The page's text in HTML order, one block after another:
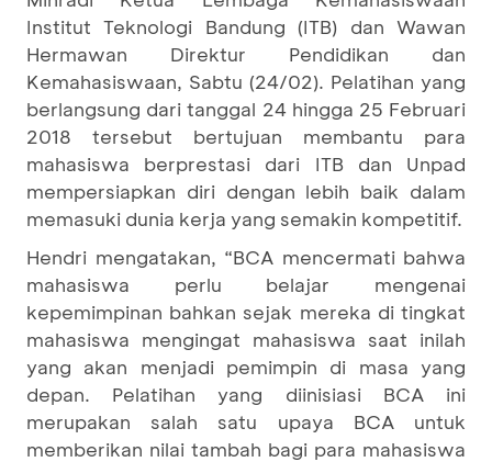
Institut Teknologi Bandung (ITB) dan Wawan
Hermawan Direktur Pendidikan dan
Kemahasiswaan, Sabtu (24/02). Pelatihan yang
berlangsung dari tanggal 24 hingga 25 Februari
2018 tersebut bertujuan membantu para
mahasiswa berprestasi dari ITB dan Unpad
mempersiapkan diri dengan lebih baik dalam
memasuki dunia kerja yang semakin kompetitif.
Hendri mengatakan, “BCA mencermati bahwa
mahasiswa perlu belajar mengenai
kepemimpinan bahkan sejak mereka di tingkat
mahasiswa mengingat mahasiswa saat inilah
yang akan menjadi pemimpin di masa yang
depan. Pelatihan yang diinisiasi BCA ini
merupakan salah satu upaya BCA untuk
memberikan nilai tambah bagi para mahasiswa